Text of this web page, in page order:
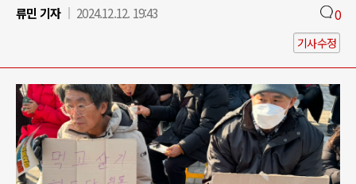
류민 기자
2024.12.12. 19:43 0
기사수정